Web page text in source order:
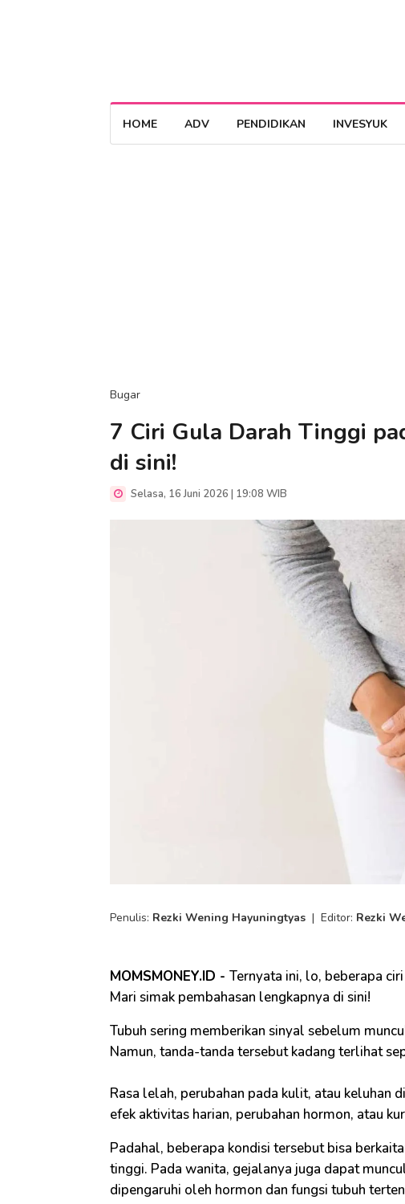
HOME ADV PENDIDIKAN INVESYUK
Bugar
7 Ciri Gula Darah Tinggi
di sini!
Selasa, 16 Juni 2026 | 19:08 WIB
Penulis: Rezki Wening Hayuningtyas | Editor: Rezki
MOMSMONEY.ID - Ternyata ini, lo, beberapa
Mari simak pembahasan lengkapnya di sini!
Tubuh sering memberikan sinyal sebelum
Namun, tanda-tanda tersebut kadang terlihat
Rasa lelah, perubahan pada kulit, atau keluhan
efek aktivitas harian, perubahan hormon, atau
Padahal, beberapa kondisi tersebut bisa
tinggi. Pada wanita, gejalanya juga dapat
dipengaruhi oleh hormon dan fungsi tubuh